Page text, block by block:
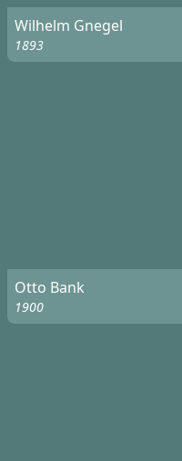
Wilhelm Gnegel
1893
Otto Bank
1900